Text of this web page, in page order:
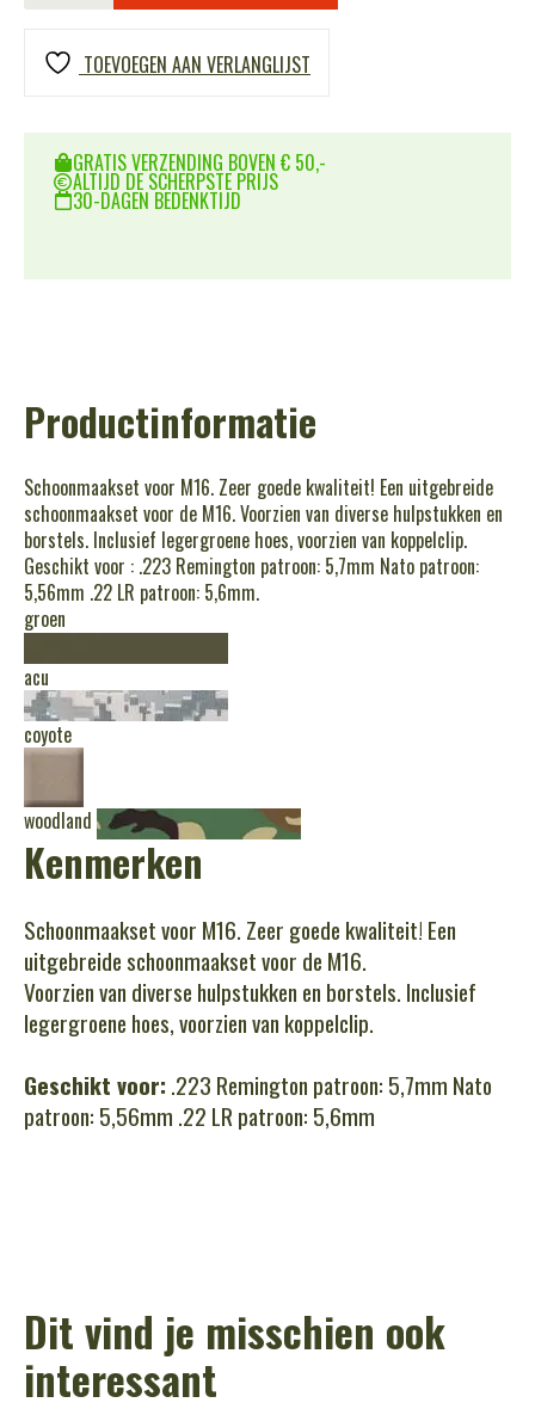
16
aantal
TOEVOEGEN AAN VERLANGLIJST
GRATIS VERZENDING BOVEN € 50,-
ALTIJD DE SCHERPSTE PRIJS
30-DAGEN BEDENKTIJD
Productinformatie
Schoonmaakset voor M16. Zeer goede kwaliteit! Een uitgebreide
schoonmaakset voor de M16. Voorzien van diverse hulpstukken en
borstels. Inclusief legergroene hoes, voorzien van koppelclip.
Geschikt voor : .223 Remington patroon: 5,7mm Nato patroon:
5,56mm .22 LR patroon: 5,6mm.
groen
acu
coyote
woodland
Kenmerken
Schoonmaakset voor M16. Zeer goede kwaliteit! Een
uitgebreide schoonmaakset voor de M16.
Voorzien van diverse hulpstukken en borstels. Inclusief
legergroene hoes, voorzien van koppelclip.
Geschikt voor: .223 Remington patroon: 5,7mm Nato
patroon: 5,56mm .22 LR patroon: 5,6mm
Dit vind je misschien ook
interessant